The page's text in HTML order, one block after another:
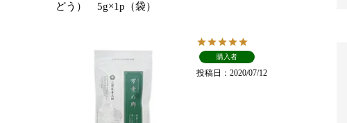
どう） 5g×1p（袋）
購入者
投稿日 2020/07/12